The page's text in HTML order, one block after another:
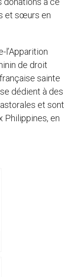
et sœurs en
l’Apparition
de droit
sainte
dédient à des
et sont
Philippines, en